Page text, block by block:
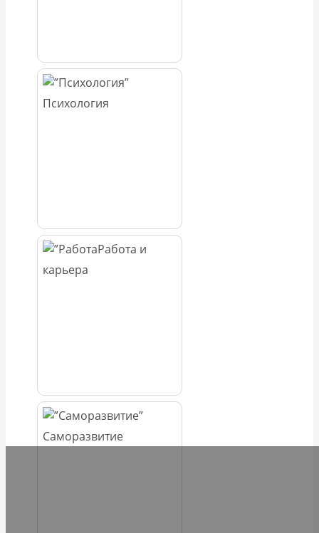
Психология
Работа и
карьера
Саморазвитие